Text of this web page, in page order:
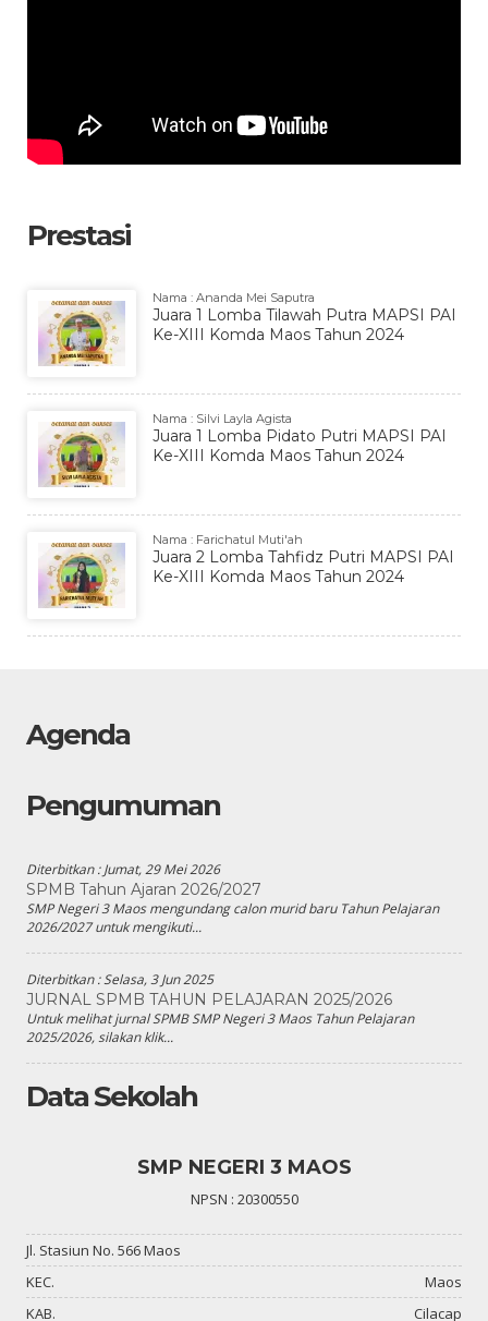
Prestasi
Nama : Ananda Mei Saputra
Juara 1 Lomba Tilawah Putra MAPSI PAI
Ke-XIII Komda Maos Tahun 2024
Nama : Silvi Layla Agista
Juara 1 Lomba Pidato Putri MAPSI PAI
Ke-XIII Komda Maos Tahun 2024
Nama : Farichatul Muti'ah
Juara 2 Lomba Tahfidz Putri MAPSI PAI
Ke-XIII Komda Maos Tahun 2024
Agenda
Pengumuman
Diterbitkan :Jumat, 29 Mei 2026
SPMB Tahun Ajaran 2026/2027
SMP Negeri 3 Maos mengundang calon murid baru Tahun Pelajaran
2026/2027 untuk mengikuti...
Diterbitkan :Selasa, 3 Jun 2025
JURNAL SPMB TAHUN PELAJARAN 2025/2026
Untuk melihat jurnal SPMB SMP Negeri 3 Maos Tahun Pelajaran
2025/2026, silakan klik...
Data Sekolah
SMP NEGERI 3 MAOS
NPSN : 20300550
Jl. Stasiun No. 566 Maos
KEC.
Maos
KAB.
Cilacap